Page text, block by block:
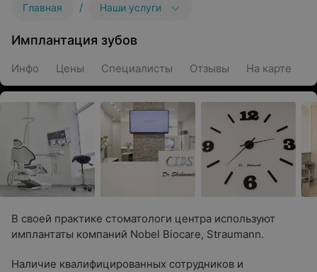
Главная / Наши услуги
Имплантация зубов
Инфо Цены Специалисты Отзывы На карте
В своей практике стоматологи центра используют
имплантаты компаний Nobel Biocare, Straumann.
Наличие квалифицированных сотрудников и